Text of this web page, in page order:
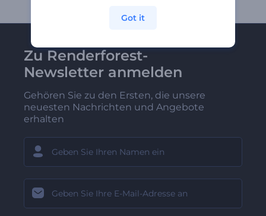
Zu Renderforest-
Newsletter anmelden
Gehören Sie zu den Ersten, die unsere
neuesten Nachrichten und Angebote
erhalten
Got it